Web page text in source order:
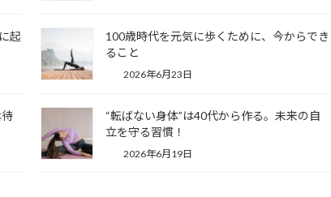
起
100歳時代を元気に歩くために、今からでき
ること
2026年6月23日
“転ばない身体”は40代から作る。未来の自
立を守る習慣！
2026年6月19日